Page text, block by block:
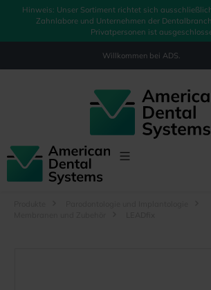
springen
Hinweis: Unser Sortiment richtet sich
Zahnlabore und Unternehmen der
Privatpersonen ist
Willkommen bei ADS.